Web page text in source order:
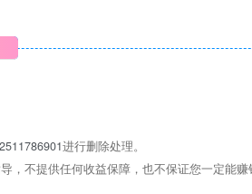
2511786901进行删除处理。
，不提供任何收益保障，也不保证您一定能赚